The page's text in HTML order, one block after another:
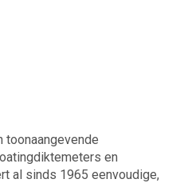
toonaangevende
en
al sinds 1965 eenvoudige,